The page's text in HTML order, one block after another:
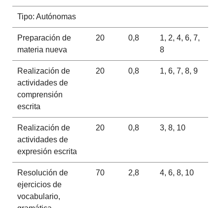
Tipo: Autónomas
Preparación de
materia nueva
20 0,8
1, 2, 4, 6, 7,
8
Realización de
actividades de
comprensión
escrita
20 0,8 1, 6, 7, 8, 9
Realización de
actividades de
expresión escrita
20 0,8 3, 8, 10
Resolución de
ejercicios de
vocabulario,
70 2,8 4, 6, 8, 10